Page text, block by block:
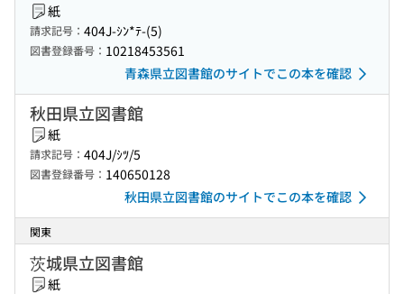
紙
請求記号： 404J-ｼﾝ*ﾃ-(5)
図書登録番号： 10218453561
青森県立図書館のサイトでこの本を確認
秋田県立図書館
紙
請求記号： 404J/ｼﾂ/5
図書登録番号： 140650128
秋田県立図書館のサイトでこの本を確認
関東
茨城県立図書館
紙